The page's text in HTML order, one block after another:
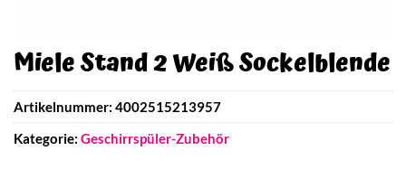
Miele Stand 2 Weiß Sockelblende
Artikelnummer: 4002515213957
Kategorie: Geschirrspüler-Zubehör